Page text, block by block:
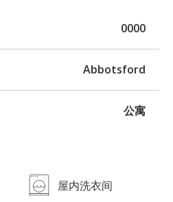
屋内洗衣间
0000
Abbotsford
公寓